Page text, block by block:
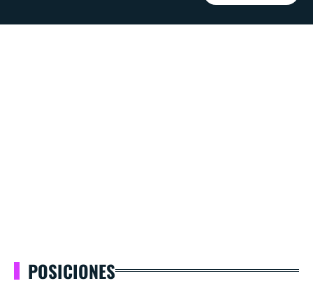
POSICIONES